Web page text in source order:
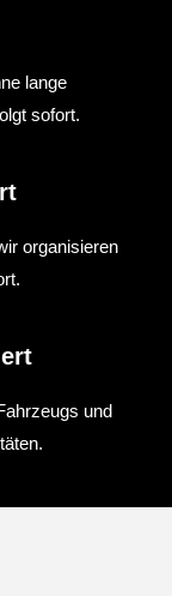
lange
sofort.
organisieren
und